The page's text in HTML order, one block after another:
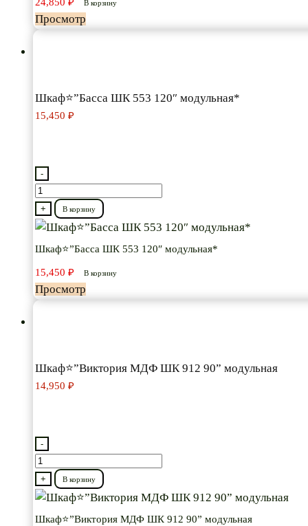
916
135”
В корзину
Просмотр
Шкаф⭐”Басса ШК 553 120″ модульная*
15,450 ₽
-
Количество
товара
Шкаф⭐”Басса
120″
модульная*
+ В корзину
Шкаф⭐”Басса ШК 553 120″ модульная*
15,450 ₽ В корзину
Просмотр
Шкаф⭐”Виктория МДФ ШК 912 90” модульная
14,950 ₽
-
Количество
товара
Шкаф⭐”Виктория
+ В корзину
Шкаф⭐”Виктория МДФ ШК 912 90” модульная